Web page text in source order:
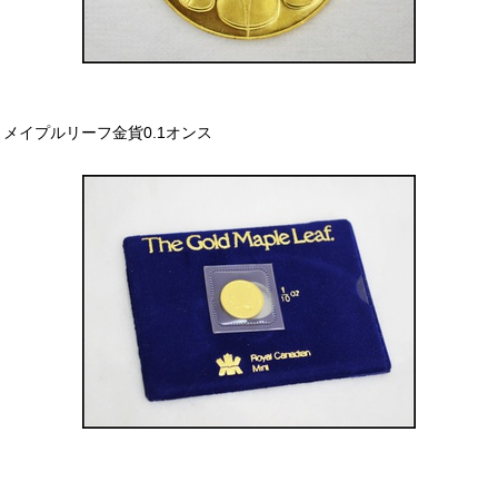
メイプルリーフ金貨0.1オンス